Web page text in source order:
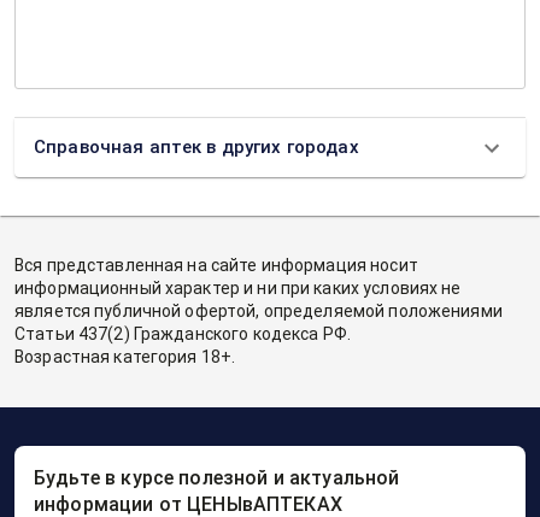
Справочная аптек в других городах
Вся представленная на сайте информация носит
информационный характер и ни при каких условиях не
является публичной офертой, определяемой положениями
Статьи 437(2) Гражданского кодекса РФ.
Возрастная категория 18+.
Будьте в курсе полезной и актуальной
информации от ЦЕНЫвАПТЕКАХ